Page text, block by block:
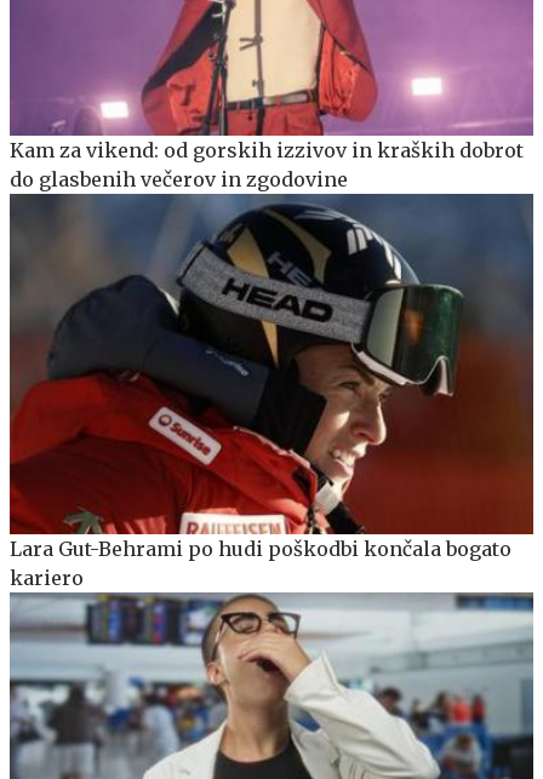
Kam za vikend: od gorskih izzivov in kraških dobrot
do glasbenih večerov in zgodovine
Lara Gut-Behrami po hudi poškodbi končala bogato
kariero